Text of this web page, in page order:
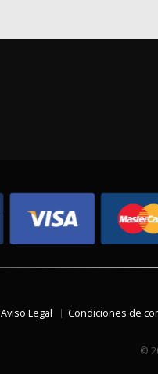
Aviso Legal Condiciones de
©